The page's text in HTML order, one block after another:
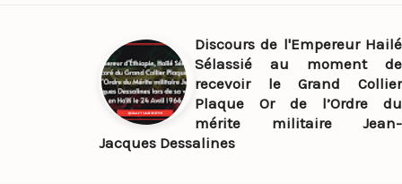
Discours de l'Empereur Hailé
Sélassié au moment de
recevoir le Grand Collier
Plaque Or de l’Ordre du
mérite militaire Jean-
Jacques Dessalines